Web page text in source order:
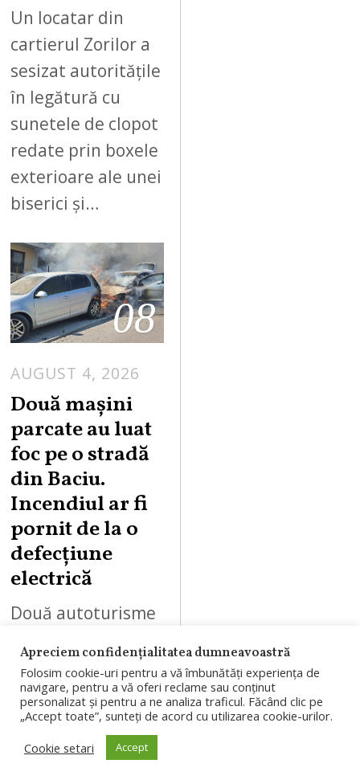
Un locatar din
cartierul Zorilor a
sesizat autoritățile
în legătură cu
sunetele de clopot
redate prin boxele
exterioare ale unei
biserici și…
08
AUGUST 4, 2026
Două mașini
parcate au luat
foc pe o stradă
din Baciu.
Incendiul ar fi
pornit de la o
defecțiune
electrică
Două autoturisme
Jupiter din comuna
Baciu au fost
cuprinse de flăcări.
Incendiul ar fi
Apreciem confidențialitatea dumneavoastră
Folosim cookie-uri pentru a vă îmbunătăți experiența de
navigare, pentru a vă oferi reclame sau conținut
personalizat și pentru a ne analiza traficul. Făcând clic pe
„Accept toate”, sunteți de acord cu utilizarea cookie-urilor.
Cookie setari
Accept